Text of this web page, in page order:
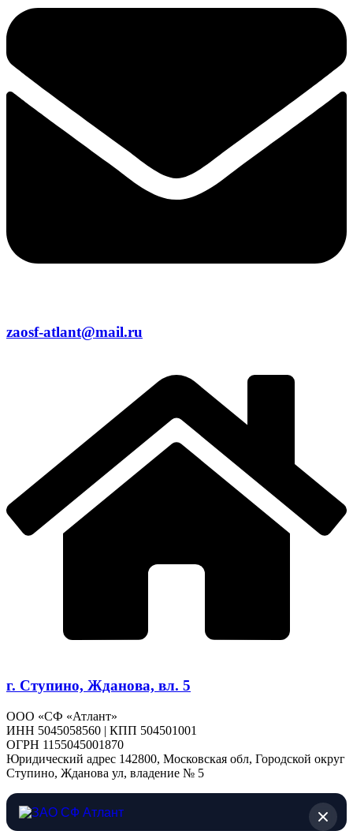
zaosf-atlant@mail.ru
г. Ступино, Жданова, вл. 5
ООО «СФ «Атлант»
ИНН 5045058560 | КПП 504501001
ОГРН 1155045001870
Юридический адрес 142800, Московская обл, Городской округ
Ступино, Жданова ул, владение № 5